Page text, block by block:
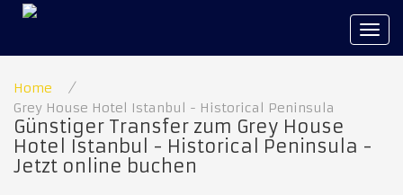
Home
/
Grey House Hotel Istanbul - Historical Peninsula
Günstiger Transfer zum Grey House
Hotel Istanbul - Historical Peninsula -
Jetzt online buchen